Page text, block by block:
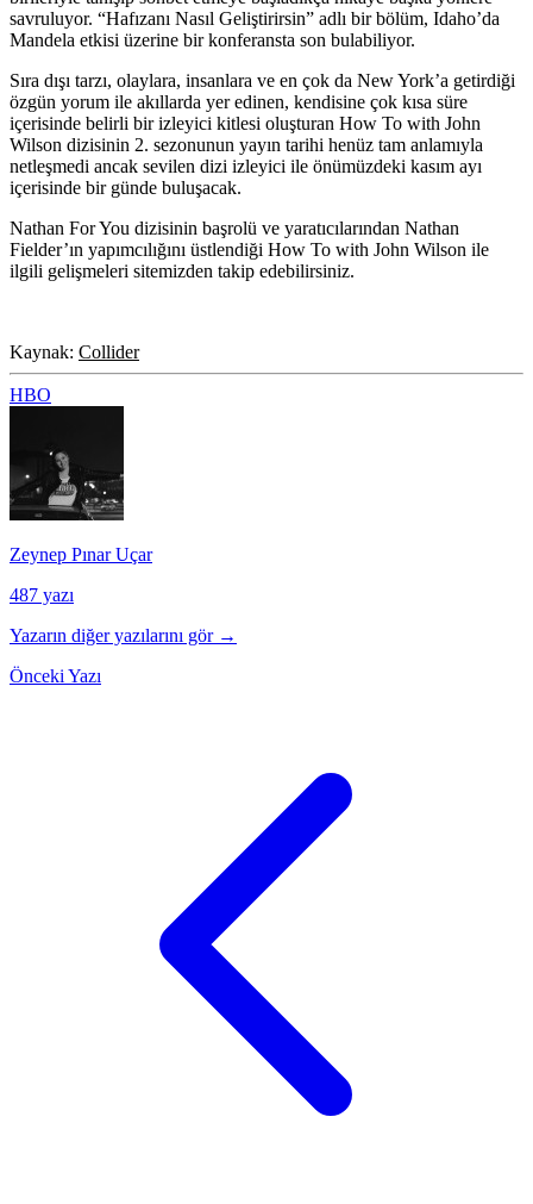
savruluyor. “Hafızanı Nasıl Geliştirirsin” adlı bir bölüm, Idaho’da
Mandela etkisi üzerine bir konferansta son bulabiliyor.
Sıra dışı tarzı, olaylara, insanlara ve en çok da New York’a getirdiği
özgün yorum ile akıllarda yer edinen, kendisine çok kısa süre
içerisinde belirli bir izleyici kitlesi oluşturan How To with John
Wilson dizisinin 2. sezonunun yayın tarihi henüz tam anlamıyla
netleşmedi ancak sevilen dizi izleyici ile önümüzdeki kasım ayı
içerisinde bir günde buluşacak.
Nathan For You dizisinin başrolü ve yaratıcılarından Nathan
Fielder’ın yapımcılığını üstlendiği How To with John Wilson ile
ilgili gelişmeleri sitemizden takip edebilirsiniz.
Kaynak: Collider
HBO
Zeynep Pınar Uçar
487 yazı
Yazarın diğer yazılarını gör →
Önceki Yazı